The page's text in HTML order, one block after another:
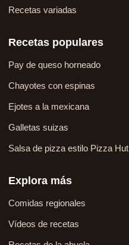
Recetas variadas
Recetas populares
Pay de queso horneado
Chayotes con espinas
Ejotes a la mexicana
Galletas suizas
Salsa de pizza estilo Pizza Hut
Explora más
Comidas regionales
Vídeos de recetas